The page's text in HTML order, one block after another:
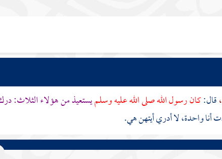
قال:كان رسول الله صلى الله عليه وسلميستعيذ من هؤلاء الثلاث:
أنا واحدة، لا أدري أيتهن هي.